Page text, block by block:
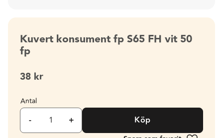
Kuvert konsument fp S65 FH vit 50
fp
38 kr
Antal
+
- Köp